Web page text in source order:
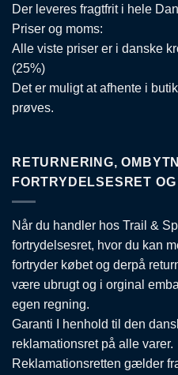
Der leveres fragtfrit i hele
Priser og moms:
Alle viste priser er i danske
(25%)
Det er muligt at afhente i
prøves.
RETURNERING,
FORTRYDELSESRET OG
Når du handler hos Trail &
fortrydelsesret, hvor du kan
fortryder købet og derpå
være ubrugt og i orginal
egen regning.
Garanti I henhold til den
reklamationsret på alle varer.
Reklamationsretten gælder